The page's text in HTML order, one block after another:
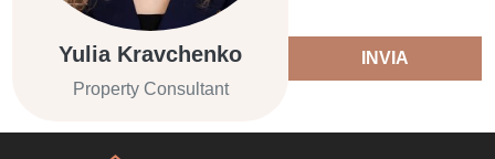
Yulia Kravchenko
Property Consultant
INVIA